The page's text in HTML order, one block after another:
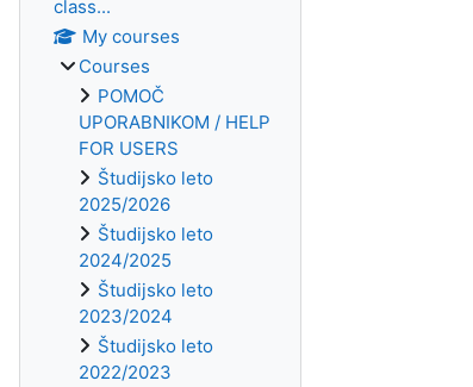
class...
My courses
Courses
POMOČ
UPORABNIKOM / HELP
FOR USERS
Študijsko leto
2025/2026
Študijsko leto
2024/2025
Študijsko leto
2023/2024
Študijsko leto
2022/2023